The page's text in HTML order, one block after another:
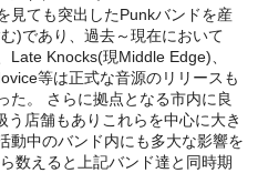
見ても突出したPunkバンドを産
)であり、過去～現在において
Late Knocks(現Middle Edge)、
等は正式な音源のリリースも
た。 さらに拠点となる市内に良
店舗もありこれらを中心に大き
動中のバンド内にも多大な影響を
数えると上記バンド達と同時期